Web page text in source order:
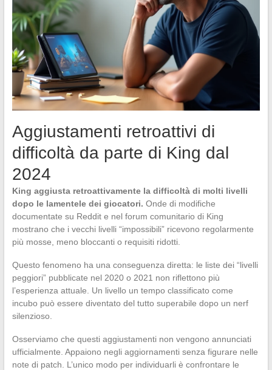
Aggiustamenti retroattivi di
difficoltà da parte di King dal
2024
King aggiusta retroattivamente la difficoltà di molti livelli
dopo le lamentele dei giocatori. Onde di modifiche
documentate su Reddit e nel forum comunitario di King
mostrano che i vecchi livelli “impossibili” ricevono regolarmente
più mosse, meno bloccanti o requisiti ridotti.
Questo fenomeno ha una conseguenza diretta: le liste dei “livelli
peggiori” pubblicate nel 2020 o 2021 non riflettono più
l’esperienza attuale. Un livello un tempo classificato come
incubo può essere diventato del tutto superabile dopo un nerf
silenzioso.
Osserviamo che questi aggiustamenti non vengono annunciati
ufficialmente. Appaiono negli aggiornamenti senza figurare nelle
note di patch. L’unico modo per individuarli è confrontare le